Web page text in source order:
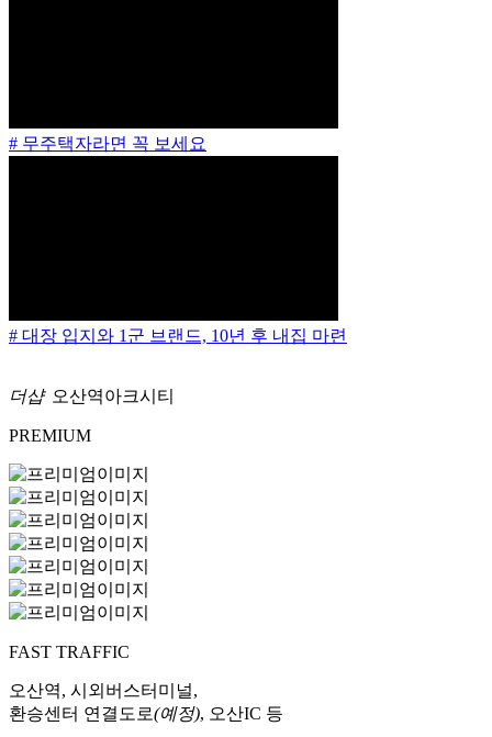
# 무주택자라면 꼭 보세요
# 대장 입지와 1군 브랜드, 10년 후 내집 마련
더샵 오산역아크시티
PREMIUM
FAST TRAFFIC
오산역, 시외버스터미널,
환승센터 연결도로(예정), 오산IC 등